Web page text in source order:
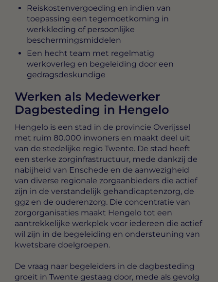
Reiskostenvergoeding en indien van
toepassing een tegemoetkoming in
werkkleding of persoonlijke
beschermingsmiddelen
Een hecht team met regelmatig
werkoverleg en begeleiding door een
gedragsdeskundige
Werken als Medewerker
Dagbesteding in Hengelo
Hengelo is een stad in de provincie Overijssel
met ruim 80.000 inwoners en maakt deel uit
van de stedelijke regio Twente. De stad heeft
een sterke zorginfrastructuur, mede dankzij de
nabijheid van Enschede en de aanwezigheid
van diverse regionale zorgaanbieders die actief
zijn in de verstandelijk gehandicaptenzorg, de
ggz en de ouderenzorg. Die concentratie van
zorgorganisaties maakt Hengelo tot een
aantrekkelijke werkplek voor iedereen die actief
wil zijn in de begeleiding en ondersteuning van
kwetsbare doelgroepen.
De vraag naar begeleiders in de dagbesteding
groeit in Twente gestaag door, mede als gevolg